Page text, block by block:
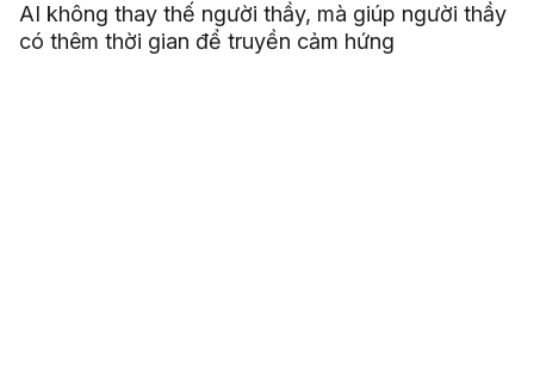
AI không thay thế người thầy, mà giúp người thầy
có thêm thời gian để truyền cảm hứng